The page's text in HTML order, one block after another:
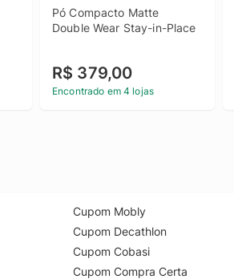
Pó Compacto Matte
Double Wear Stay-in-Place
R$ 379,00
Encontrado em 4 lojas
Cupom Mobly
Cupom Decathlon
Cupom Cobasi
Cupom Compra Certa